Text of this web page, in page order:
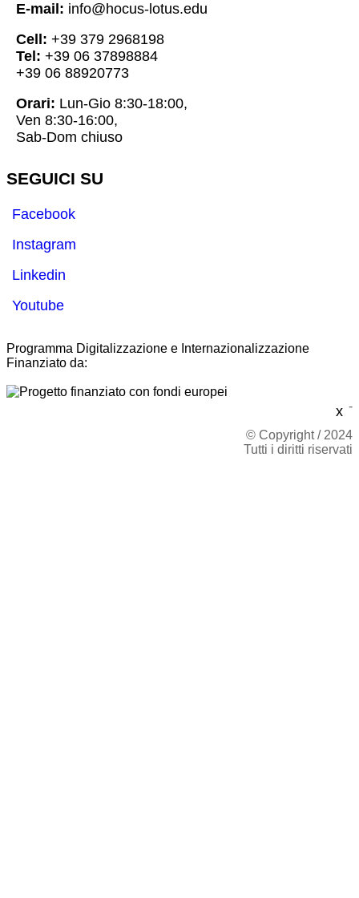
x
E-mail: info@hocus-lotus.edu
Cell: +39 379 2968198
Tel: +39 06 37898884
+39 06 88920773
Orari: Lun-Gio 8:30-18:00,
Ven 8:30-16:00,
Sab-Dom chiuso
SEGUICI SU
Facebook
Instagram
Linkedin
Youtube
Programma Digitalizzazione e Internazionalizzazione
Finanziato da:
-
© Copyright / 2024
Tutti i diritti riservati